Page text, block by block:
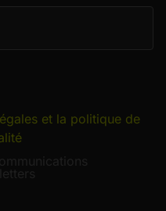
et la politique de